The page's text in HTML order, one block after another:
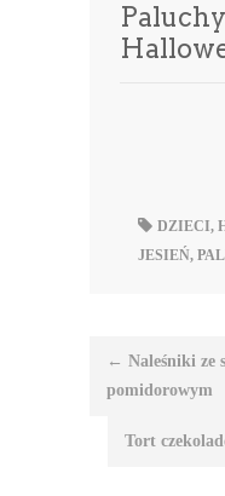
DZIECI,
JESIEŃ,
Nawigacja
wpisu
← Naleśniki ze
pomidorowym
Tort